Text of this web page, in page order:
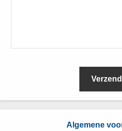
L
Algemene